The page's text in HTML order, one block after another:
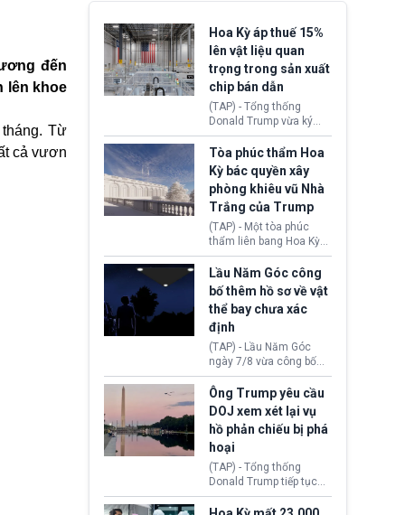
đến
lên khoe
Từ
cả vươn
Hoa Kỳ áp thuế 15%
lên vật liệu quan
trọng trong sản xuất
chip bán dẫn
(TAP) - Tổng thống
Donald Trump vừa ký
sắc lệnh áp thuế bổ
sung 15% cùng cơ chế
giá sàn nhập khẩu
nghiêm ngặt đối với
polysilicon và các sản
phẩm hạ nguồn. Quyết
định này nhằm khôi
phục chuỗi cung ứng
công nghệ, năng lượng
mặt trời nội địa trước sự
thống trị của Trung
Quốc.
Tòa phúc thẩm Hoa
Kỳ bác quyền xây
phòng khiêu vũ Nhà
Trắng của Trump
(TAP) - Một tòa phúc
thẩm liên bang Hoa Kỳ
vừa phán quyết, chính
quyền Tổng thống
Donald Trump không có
quyền tự ý xây phòng
khiêu vũ mới rộng
khoảng 90.000 feet
vuông tại khu vực Cánh
Đông Nhà Trắng.
Lầu Năm Góc công
bố thêm hồ sơ về vật
thể bay chưa xác
định
(TAP) - Lầu Năm Góc
ngày 7/8 vừa công bố
thêm 41 hồ sơ liên quan
đến UFO hay còn được
gọi là hiện tượng bất
thường chưa xác định
(UAP). Những tài liệu này
bao gồm hình ảnh,
video, báo cáo từ nhiều
cơ quan khác nhau như
Cục Điều tra Liên bang
(FBI), Cơ quan Tình báo
Ông Trump yêu cầu
DOJ xem xét lại vụ
hồ phản chiếu bị phá
hoại
(TAP) - Tổng thống
Donald Trump tiếp tục
cho rằng, hồ phản chiếu
trước Đài tưởng niệm